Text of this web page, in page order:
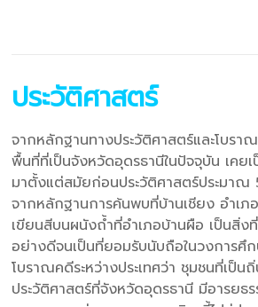
ประวัติศาสตร์
จากหลักฐานทางประวัติศาสตร์และโบร
พื้นที่ที่เป็นจังหวัดอุดรธานีในปัจจุบัน เค
มาตั้งแต่สมัยก่อนประวัติศาสตร์ประมา
จากหลักฐานการค้นพบที่บ้านเชียง อำเภ
เขียนสีบนผนังถ้ำที่อำเภอบ้านผือ เป็นสิ่ง
อย่างดีจนเป็นที่ยอมรับนับถือในวงการศึก
โบราณคดีระหว่างประเทศว่า ชุมชนที่เป็
ประวัติศาสตร์ที่จังหวัดอุดรธานี มีอารยธ